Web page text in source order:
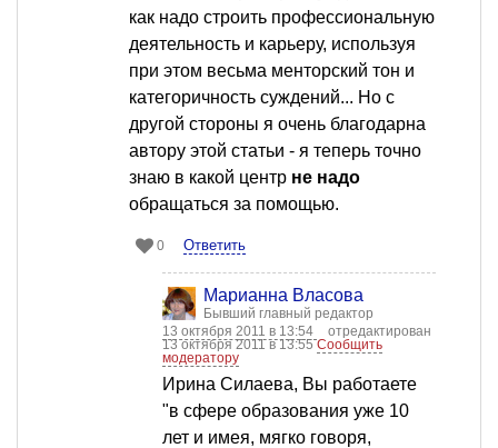
как надо строить профессиональную
деятельность и карьеру, используя
при этом весьма менторский тон и
категоричность суждений... Но с
другой стороны я очень благодарна
автору этой статьи - я теперь точно
знаю в какой центр не надо
обращаться за помощью.
0 Ответить
Марианна Власова
Бывший главный редактор
13 октября 2011 в 13:54
отредактирован
13 октября 2011 в 13:55Сообщить
модератору
Ирина Силаева, Вы работаете
"в сфере образования уже 10
лет и имея, мягко говоря,